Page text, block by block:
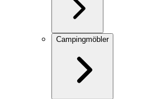
Campingmöbler